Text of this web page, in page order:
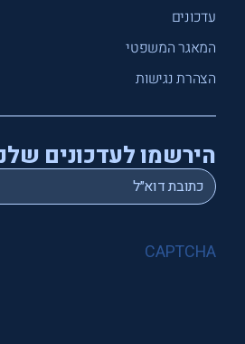
עדכונים
המאגר המשפטי
הצהרת נגישות
הירשמו לעדכונים
Email
*
CAPTCHA